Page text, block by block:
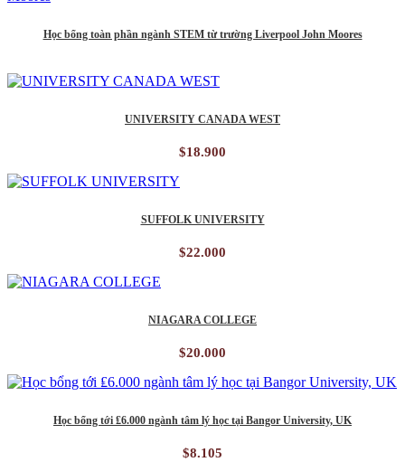
Học bổng toàn phần ngành STEM từ trường Liverpool John Moores
UNIVERSITY CANADA WEST
$18.900
SUFFOLK UNIVERSITY
$22.000
NIAGARA COLLEGE
$20.000
Học bổng tới ₤6.000 ngành tâm lý học tại Bangor University, UK
$8.105